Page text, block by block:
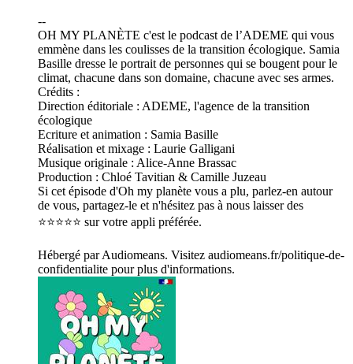
--
OH MY PLANÈTE c'est le podcast de l’ADEME qui vous
emmène dans les coulisses de la transition écologique. Samia
Basille dresse le portrait de personnes qui se bougent pour le
climat, chacune dans son domaine, chacune avec ses armes.
Crédits :
Direction éditoriale : ADEME, l'agence de la transition
écologique
Ecriture et animation : Samia Basille
Réalisation et mixage : Laurie Galligani
Musique originale : Alice-Anne Brassac
Production : Chloé Tavitian & Camille Juzeau
Si cet épisode d'Oh my planète vous a plu, parlez-en autour
de vous, partagez-le et n'hésitez pas à nous laisser des
⭐️⭐️⭐️⭐️⭐️ sur votre appli préférée.
Hébergé par Audiomeans. Visitez audiomeans.fr/politique-de-
confidentialite pour plus d'informations.